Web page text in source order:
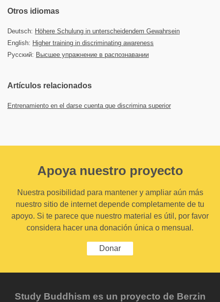
Otros idiomas
Deutsch: Höhere Schulung in unterscheidendem Gewahrsein
English: Higher training in discriminating awareness
Русский: Высшее упражнение в распознавании
Artículos relacionados
Entrenamiento en el darse cuenta que discrimina superior
Apoya nuestro proyecto
Nuestra posibilidad para mantener y ampliar aún más
nuestro sitio de internet depende completamente de tu
apoyo. Si te parece que nuestro material es útil, por favor
considera hacer una donación única o mensual.
Donar
Study Buddhism es un proyecto de Berzin